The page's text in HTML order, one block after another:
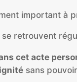
important à
se retrouvent
cet acte
sans